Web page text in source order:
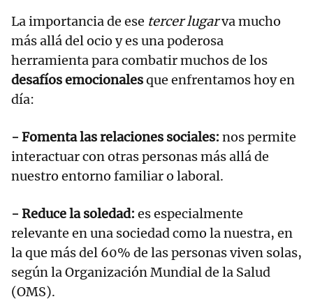
La importancia de ese tercer lugarva mucho
más allá del ocio y es una poderosa
herramienta para combatir muchos de los
desafíos emocionalesque enfrentamos hoy en
día:
- Fomenta las relaciones sociales: nos permite
interactuar con otras personas más allá de
nuestro entorno familiar o laboral.
- Reduce la soledad: es especialmente
relevante en una sociedad como la nuestra, en
la que más del 60% de las personas viven solas,
según la Organización Mundial de la Salud
(OMS).